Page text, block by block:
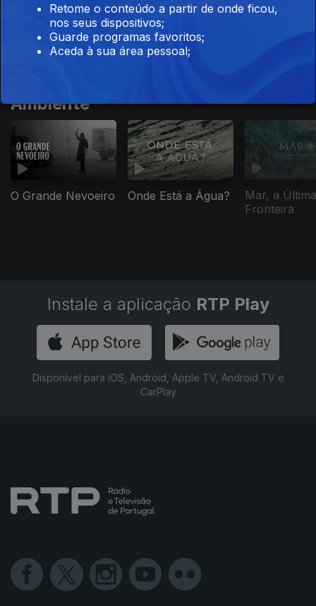
Ambiente
O Grande Nevoeiro Onde Está a Água?
Mar, a Última
Fronteira
Instale a aplicação RTP Play
Disponível para iOS, Android, Apple TV, Android TV e
CarPlay
Retome o conteúdo a partir de onde ficou,
nos seus dispositivos;
Guarde programas favoritos;
Aceda à sua área pessoal;